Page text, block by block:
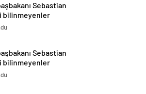
Sebastian
bilinmeyenler
Sebastian
bilinmeyenler